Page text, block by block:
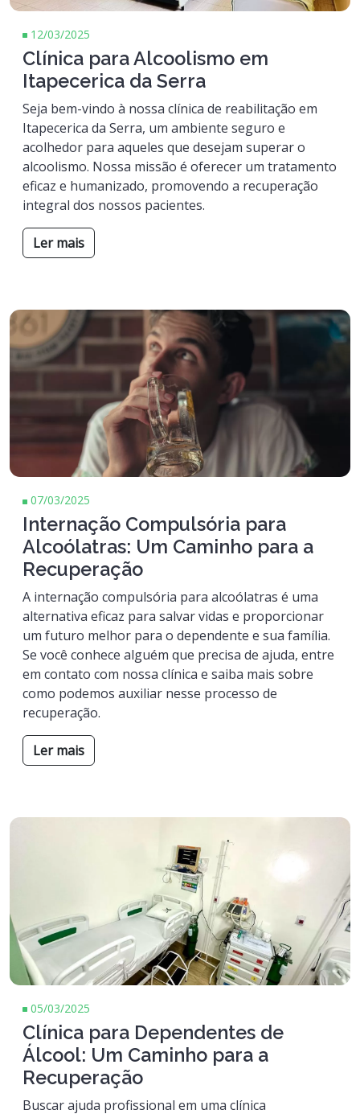
12/03/2025
Clínica para Alcoolismo em
Itapecerica da Serra
Seja bem-vindo à nossa clínica de reabilitação em
Itapecerica da Serra, um ambiente seguro e
acolhedor para aqueles que desejam superar o
alcoolismo. Nossa missão é oferecer um tratamento
eficaz e humanizado, promovendo a recuperação
integral dos nossos pacientes.
Ler mais
07/03/2025
Internação Compulsória para
Alcoólatras: Um Caminho para a
Recuperação
A internação compulsória para alcoólatras é uma
alternativa eficaz para salvar vidas e proporcionar
um futuro melhor para o dependente e sua família.
Se você conhece alguém que precisa de ajuda, entre
em contato com nossa clínica e saiba mais sobre
como podemos auxiliar nesse processo de
recuperação.
Ler mais
05/03/2025
Clínica para Dependentes de
Álcool: Um Caminho para a
Recuperação
Buscar ajuda profissional em uma clínica